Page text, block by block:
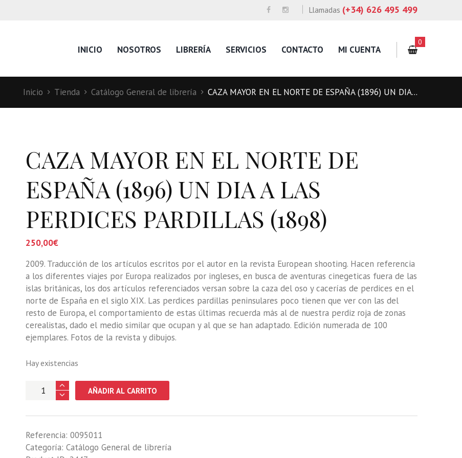
Llamadas (+34) 626 495 499
INICIO NOSOTROS LIBRERÍA SERVICIOS CONTACTO MI CUENTA
0
Inicio Tienda Catálogo General de librería CAZA MAYOR EN EL NORTE DE ESPAÑA (1896) UN DIA...
CAZA MAYOR EN EL NORTE DE
ESPAÑA (1896) UN DIA A LAS
PERDICES PARDILLAS (1898)
250,00€
2009. Traducción de los artículos escritos por el autor en la revista European shooting. Hacen referencia
a los diferentes viajes por Europa realizados por ingleses, en busca de aventuras cinegeticas fuera de las
islas británicas, los dos artículos referenciados versan sobre la caza del oso y cacerías de perdices en el
norte de España en el siglo XIX. Las perdices pardillas peninsulares poco tienen que ver con las del
resto de Europa, el comportamiento de estas últimas recuerda más al de nuestra perdiz roja de zonas
cerealistas, dado el medio similar que ocupan y al que se han adaptado. Edición numerada de 100
ejemplares. Fotos de la revista y dibujos.
Hay existencias
CAZA
NORTE
DE
AÑADIR AL CARRITO
Referencia: 0095011
Categoría: Catálogo General de librería